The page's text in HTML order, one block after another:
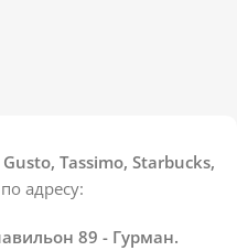
Tassimo, Starbucks,
адресу:
89 - Гурман.